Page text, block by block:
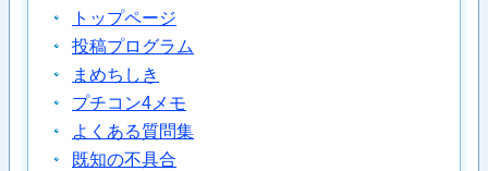
トップページ
投稿プログラム
まめちしき
プチコン4メモ
よくある質問集
既知の不具合